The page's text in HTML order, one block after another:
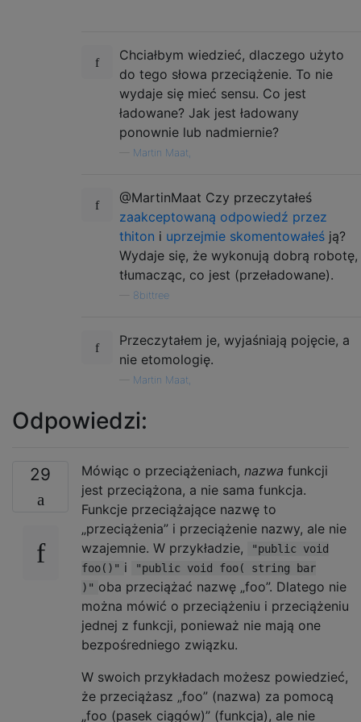
Chciałbym wiedzieć, dlaczego użyto
do tego słowa przeciążenie. To nie
wydaje się mieć sensu. Co jest
ładowane? Jak jest ładowany
ponownie lub nadmiernie?
Martin Maat,
@MartinMaat Czy przeczytałeś
zaakceptowaną odpowiedź przez
thiton i uprzejmie skomentowałeś ją?
Wydaje się, że wykonują dobrą robotę,
tłumacząc, co jest (przeładowane).
8bittree
Przeczytałem je, wyjaśniają pojęcie, a
nie etomologię.
Martin Maat,
Odpowiedzi:
29 Mówiąc o przeciążeniach, nazwa funkcji
jest przeciążona, a nie sama funkcja.
Funkcje przeciążające nazwę to
„przeciążenia” i przeciążenie nazwy, ale nie
wzajemnie. W przykładzie,
"public void
foo()" i
"public void foo( string bar
)" oba przeciążać nazwę „foo”. Dlatego nie
można mówić o przeciążeniu i przeciążeniu
jednej z funkcji, ponieważ nie mają one
bezpośredniego związku.
W swoich przykładach możesz powiedzieć,
że przeciążasz „foo” (nazwa) za pomocą
„foo (pasek ciągów)” (funkcja), ale nie